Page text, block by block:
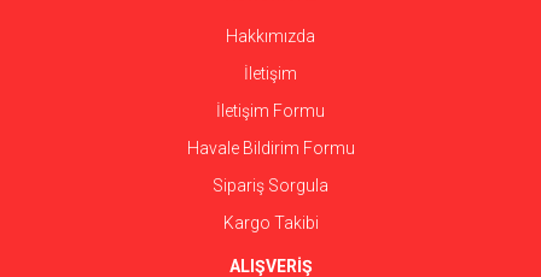
Gönder
Hakkımızda
İletişim
İletişim Formu
Havale Bildirim Formu
Sipariş Sorgula
Kargo Takibi
ALIŞVERİŞ